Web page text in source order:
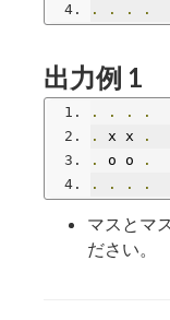
.
. . .
出力例 1
. . .
.
.
x x
.
.
o o
.
.
. . .
マスとマ
ださい。